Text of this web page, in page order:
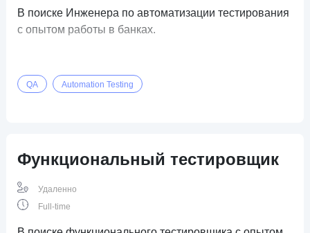
В поиске Инженера по автоматизации тестирования
с опытом работы в банках.
QA Automation Testing
Функциональный тестировщик
Удаленно
Full-time